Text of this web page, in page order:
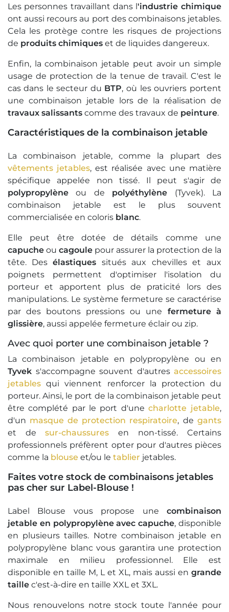
Les personnes travaillant dans l 'industrie chimique
ont aussi recours au port des combinaisons jetables.
Cela les protège contre les risques de projections
de produits chimiques et de liquides dangereux.
Enfin, la combinaison jetable peut avoir un simple
usage de protection de la tenue de travail. C'est le
cas dans le secteur du BTP, où les ouvriers portent
une combinaison jetable lors de la réalisation de
travaux salissants comme des travaux de peinture.
Caractéristiques de la combinaison jetable
La combinaison jetable, comme la plupart des
vêtements jetables, est réalisée avec une matière
spécifique appelée non tissé. Il peut s'agir de
polypropylène ou de polyéthylène (Tyvek). La
combinaison jetable est le plus souvent
commercialisée en coloris blanc.
Elle peut être dotée de détails comme une
capuche ou cagoule pour assurer la protection de la
tête. Des élastiques situés aux chevilles et aux
poignets permettent d'optimiser l'isolation du
porteur et apportent plus de praticité lors des
manipulations. Le système fermeture se caractérise
par des boutons pressions ou une fermeture à
glissière, aussi appelée fermeture éclair ou zip.
Avec quoi porter une combinaison jetable ?
La combinaison jetable en polypropylène ou en
Tyvek s'accompagne souvent d'autres accessoires
jetables qui viennent renforcer la protection du
porteur. Ainsi, le port de la combinaison jetable peut
être complété par le port d'une charlotte jetable,
d'un masque de protection respiratoire, de gants
et de sur-chaussures en non-tissé. Certains
professionnels préfèrent opter pour d'autres pièces
comme la blouse et/ou le tablier jetables.
Faites votre stock de combinaisons jetables
pas cher sur Label-Blouse !
Label Blouse vous propose une combinaison
jetable en polypropylène avec capuche, disponible
en plusieurs tailles. Notre combinaison jetable en
polypropylène blanc vous garantira une protection
maximale en milieu professionnel. Elle est
disponible en taille M, L et XL, mais aussi en grande
taille c'est-à-dire en taille XXL et 3XL.
Nous renouvelons notre stock toute l'année pour